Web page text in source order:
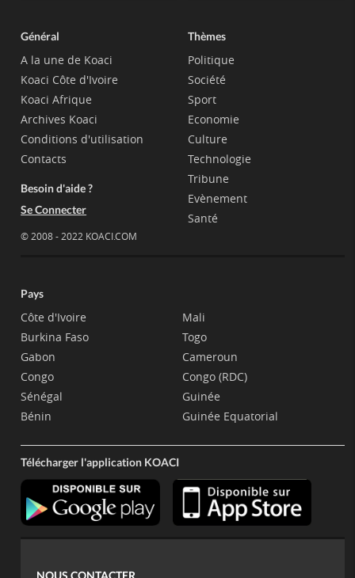
Général
A la une de Koaci
Koaci Côte d'Ivoire
Koaci Afrique
Archives Koaci
Conditions d'utilisation
Contacts
Besoin d'aide ?
Se Connecter
© 2008 - 2022 KOACI.COM
Thèmes
Politique
Société
Sport
Economie
Culture
Technologie
Tribune
Evènement
Santé
Pays
Côte d'Ivoire
Burkina Faso
Gabon
Congo
Sénégal
Bénin
Mali
Togo
Cameroun
Congo (RDC)
Guinée
Guinée Equatorial
Télécharger l'application KOACI